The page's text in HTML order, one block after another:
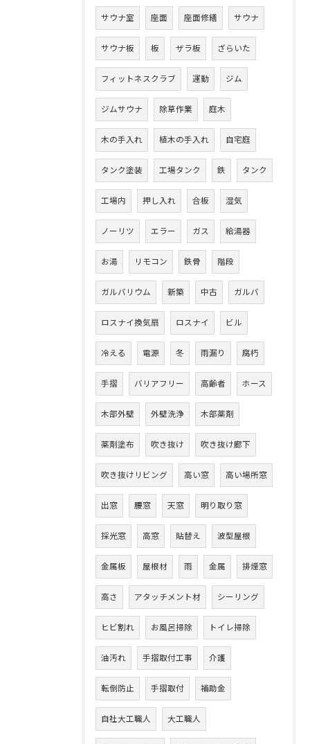
サウナ室 座面 座面修繕 サウナ
サウナ板 板 ザラ板 ざらいた
フィットネスクラブ 運動 ジム
ジムサウナ 除草作業 庭木
木の手入れ 植木の手入れ 自宅庭
タンク塗装 工場タンク 鉄 タンク
工場内 押し入れ 合板 湿気
ノーリツ エラー ガス 給湯器
お湯 リモコン 鉄骨 階段
ガルバリウム 新築 中古 ガルバ
ロスナイ換気扇 ロスナイ ビル
冷える 電源 冬 雨漏り 腐朽
手摺 バリアフリー 高齢者 ホース
木部外壁 外壁洗浄 木部薬剤
薬剤塗布 吹き抜け 吹き抜け廊下
吹き抜けリビング 高い窓 高い場所窓
出窓 腰窓 天窓 明り取り窓
採光窓 高窓 貼替え 波型屋根
金属板 屋根材 雨 金属 排煙窓
高さ アタッチメント材 シーリング
ヒビ割れ お風呂掃除 トイレ掃除
油汚れ 手摺取付工事 介護
転倒防止 手摺取付 補助金
自社大工職人 大工職人